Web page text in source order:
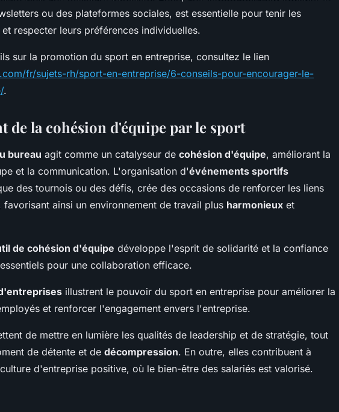
ou des plateformes sociales, est essentielle pour tenir les
respecter leurs préférences individuelles.
sur la promotion du sport en entreprise, consultez le lien
fr/sujets-rh/sport-en-entreprise/6-conseils-pour-encourager-le-
.
de la cohésion d'équipe par le sport
bureau agit comme un catalyseur de cohésion d'équipe, améliorant la
et la communication. L'organisation d'événements sportifs
des tournois ou des défis, crée des occasions de renforcer les liens
favorisant ainsi un environnement de travail plus harmonieux et
de cohésion d'équipe développe l'esprit de solidarité et la confiance
pour une collaboration efficace.
illustrent le pouvoir du sport en entreprise pour améliorer la
et renforcer l'engagement envers l'entreprise.
de mettre en lumière les qualités de leadership et de stratégie, tout
de détente et de décompression. En outre, elles contribuent à
d'entreprise positive, où le bien-être des salariés est valorisé.